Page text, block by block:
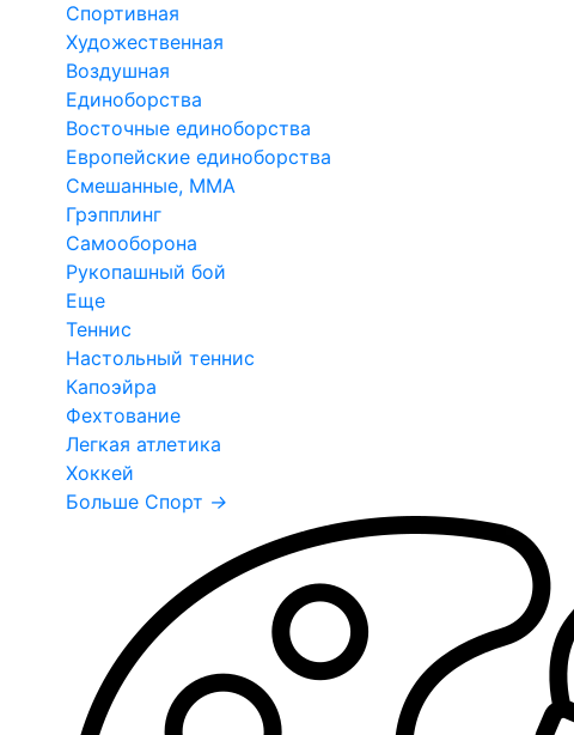
Спортивная
Художественная
Воздушная
Единоборства
Восточные единоборства
Европейские единоборства
Смешанные, ММА
Грэпплинг
Самооборона
Рукопашный бой
Еще
Теннис
Настольный теннис
Капоэйра
Фехтование
Легкая атлетика
Хоккей
Больше Спорт →